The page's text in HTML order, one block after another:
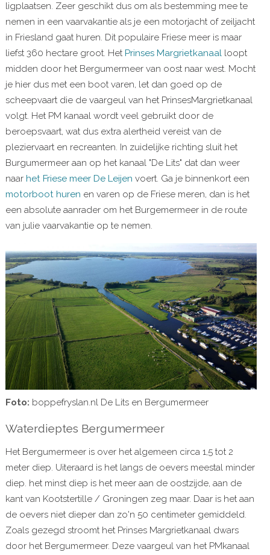
ligplaatsen. Zeer geschikt dus om als bestemming mee te
nemen in een vaarvakantie als je een motorjacht of zeiljacht
in Friesland gaat huren. Dit populaire Friese meer is maar
liefst 360 hectare groot. Het Prinses Margrietkanaalloopt
midden door het Bergumermeer van oost naar west. Mocht
je hier dus met een boot varen, let dan goed op de
scheepvaart die de vaargeul van het PrinsesMargrietkanaal
volgt. Het PM kanaal wordt veel gebruikt door de
beroepsvaart, wat dus extra alertheid vereist van de
pleziervaart en recreanten. In zuidelijke richting sluit het
Burgumermeer aan op het kanaal "De Lits" dat dan weer
naar het Friese meer De Leijen voert. Ga je binnenkort een
motorboot huren en varen op de Friese meren, dan is het
een absolute aanrader om het Burgemermeer in de route
van julie vaarvakantie op te nemen.
Foto: boppefryslan.nl De Lits en Bergumermeer
Waterdieptes Bergumermeer
Het Bergumermeer is over het algemeen circa 1,5 tot 2
meter diep. Uiteraard is het langs de oevers meestal minder
diep. het minst diep is het meer aan de oostzijde, aan de
kant van Kootstertille / Groningen zeg maar. Daar is het aan
de oevers niet dieper dan zo'n 50 centimeter gemiddeld.
Zoals gezegd stroomt het Prinses Margrietkanaal dwars
door het Bergumermeer. Deze vaargeul van het PMkanaal